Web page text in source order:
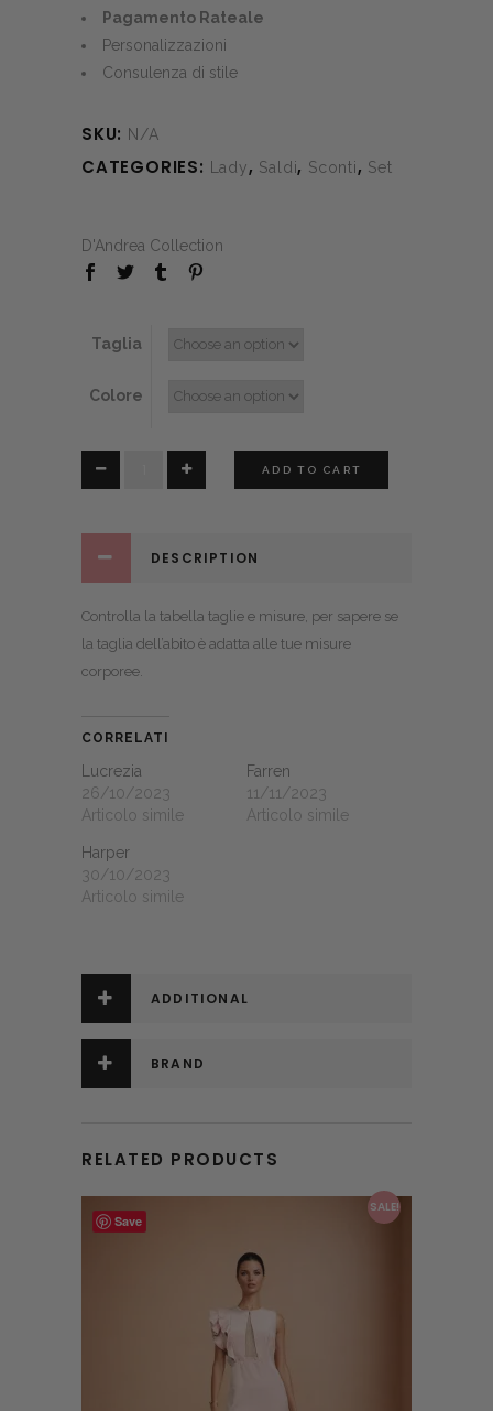
Pagamento Rateale
Personalizzazioni
Consulenza di stile
SKU: N/A
CATEGORIES: Lady, Saldi, Sconti, Set
D'Andrea Collection
Taglia
Colore
quantity
ADD TO CART
DESCRIPTION
Controlla la tabella taglie e misure , per sapere se
la taglia dell’abito è adatta alle tue misure
corporee.
CORRELATI
Lucrezia
26/10/2023
Articolo simile
Farren
11/11/2023
Articolo simile
Harper
30/10/2023
Articolo simile
ADDITIONAL
BRAND
RELATED PRODUCTS
Save
SALE!
This product has multiple variants. The options may be chosen on the product page